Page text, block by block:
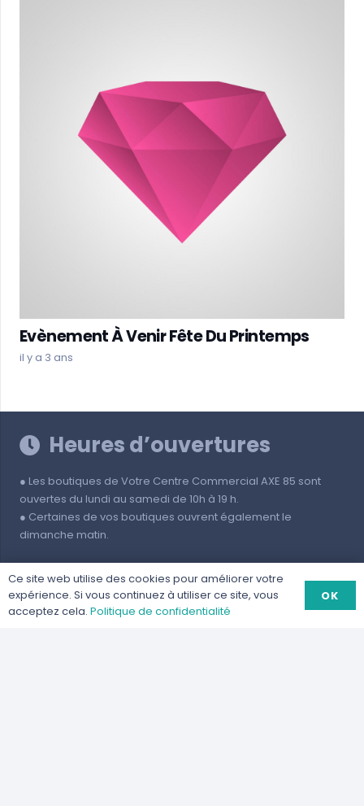
Evènement À Venir Fête Du Printemps
il y a 3 ans
Heures d’ouvertures
● Les boutiques de Votre Centre Commercial AXE 85 sont
ouvertes du lundi au samedi de 10h à 19 h.
● Certaines de vos boutiques ouvrent également le
dimanche matin.
Parkings
● Les parkings situés au sous-sol ferment à 20 heures.
Ce site web utilise des cookies pour améliorer votre
expérience. Si vous continuez à utiliser ce site, vous
acceptez cela. Politique de confidentialité
OK